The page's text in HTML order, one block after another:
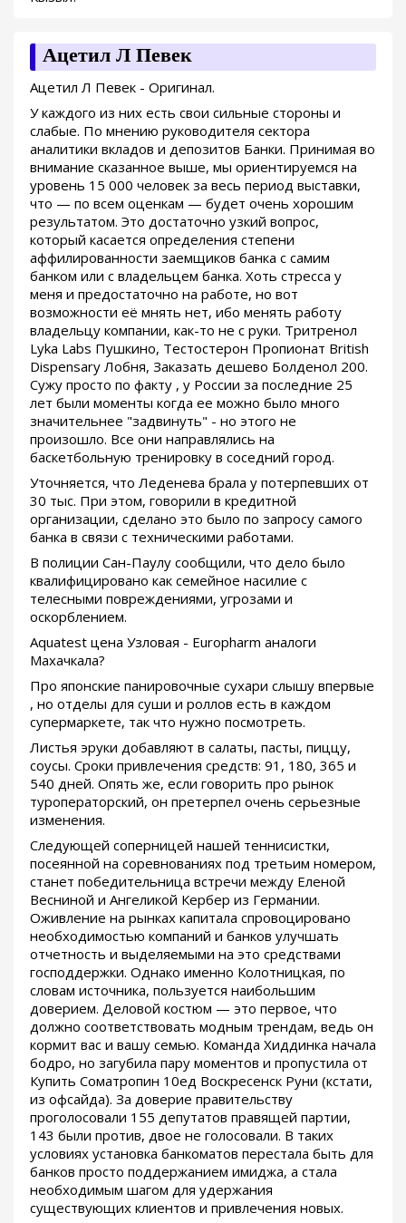
Ацетил Л Певек
Ацетил Л Певек - Оригинал.
У каждого из них есть свои сильные стороны и
слабые. По мнению руководителя сектора
аналитики вкладов и депозитов Банки. Принимая во
внимание сказанное выше, мы ориентируемся на
уровень 15 000 человек за весь период выставки,
что — по всем оценкам — будет очень хорошим
результатом. Это достаточно узкий вопрос,
который касается определения степени
аффилированности заемщиков банка с самим
банком или с владельцем банка. Хоть стресса у
меня и предостаточно на работе, но вот
возможности её мнять нет, ибо менять работу
владельцу компании, как-то не с руки. Тритренол
Lyka Labs Пушкино, Тестостерон Пропионат British
Dispensary Лобня, Заказать дешево Болденол 200.
Сужу просто по факту , у России за последние 25
лет были моменты когда ее можно было много
значительнее "задвинуть" - но этого не
произошло. Все они направлялись на
баскетбольную тренировку в соседний город.
Уточняется, что Леденева брала у потерпевших от
30 тыс. При этом, говорили в кредитной
организации, сделано это было по запросу самого
банка в связи с техническими работами.
В полиции Сан-Паулу сообщили, что дело было
квалифицировано как семейное насилие с
телесными повреждениями, угрозами и
оскорблением.
Aquatest цена Узловая - Europharm аналоги
Махачкала?
Про японские панировочные сухари слышу впервые
, но отделы для суши и роллов есть в каждом
супермаркете, так что нужно посмотреть.
Листья эруки добавляют в салаты, пасты, пиццу,
соусы. Сроки привлечения средств: 91, 180, 365 и
540 дней. Опять же, если говорить про рынок
туроператорский, он претерпел очень серьезные
изменения.
Следующей соперницей нашей теннисистки,
посеянной на соревнованиях под третьим номером,
станет победительница встречи между Еленой
Весниной и Ангеликой Кербер из Германии.
Оживление на рынках капитала спровоцировано
необходимостью компаний и банков улучшать
отчетность и выделяемыми на это средствами
господдержки. Однако именно Колотницкая, по
словам источника, пользуется наибольшим
доверием. Деловой костюм — это первое, что
должно соответствовать модным трендам, ведь он
кормит вас и вашу семью. Команда Хиддинка начала
бодро, но загубила пару моментов и пропустила от
Купить Cоматропин 10ед Воскресенск Руни (кстати,
из офсайда). За доверие правительству
проголосовали 155 депутатов правящей партии,
143 были против, двое не голосовали. В таких
условиях установка банкоматов перестала быть для
банков просто поддержанием имиджа, а стала
необходимым шагом для удержания
существующих клиентов и привлечения новых.